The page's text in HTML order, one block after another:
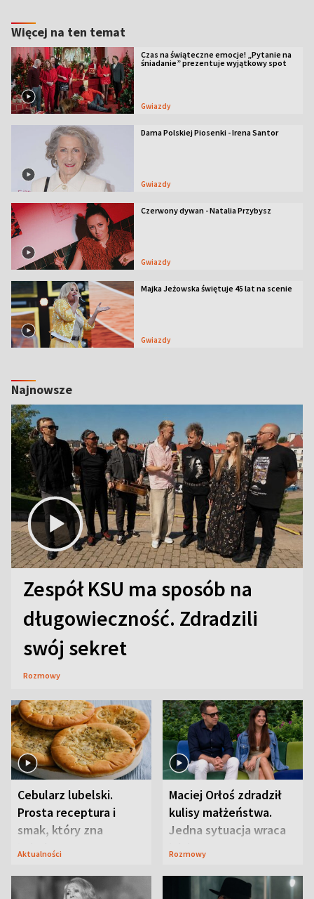
Więcej na ten temat
Czas na świąteczne emocje! „Pytanie na
śniadanie” prezentuje wyjątkowy spot
Gwiazdy
Dama Polskiej Piosenki - Irena Santor
Gwiazdy
Czerwony dywan - Natalia Przybysz
Gwiazdy
Majka Jeżowska świętuje 45 lat na scenie
Gwiazdy
Najnowsze
Zespół KSU ma sposób na
długowieczność. Zdradzili
swój sekret
Rozmowy
Cebularz lubelski.
Prosta receptura i
smak, który zna
Lubelszczyzna
Aktualności
Maciej Orłoś zdradził
kulisy małżeństwa.
Jedna sytuacja wraca
jak bumerang
Rozmowy